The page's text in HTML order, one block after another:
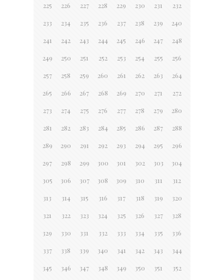
225 226 227 228 229 230 231 232
233 234 235 236 237 238 239 240
241 242 243 244 245 246 247 248
249 250 251 252 253 254 255 256
257 258 259 260 261 262 263 264
265 266 267 268 269 270 271 272
273 274 275 276 277 278 279 280
281 282 283 284 285 286 287 288
289 290 291 292 293 294 295 296
297 298 299 300 301 302 303 304
305 306 307 308 309 310 311 312
313 314 315 316 317 318 319 320
321 322 323 324 325 326 327 328
329 330 331 332 333 334 335 336
337 338 339 340 341 342 343 344
345 346 347 348 349 350 351 352